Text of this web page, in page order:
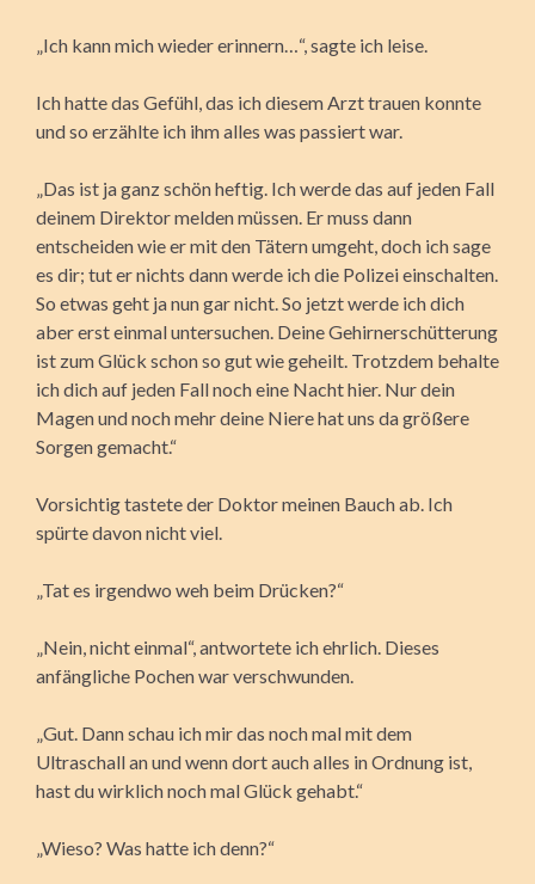
„Ich kann mich wieder erinnern…“, sagte ich leise.
Ich hatte das Gefühl, das ich diesem Arzt trauen konnte
und so erzählte ich ihm alles was passiert war.
„Das ist ja ganz schön heftig. Ich werde das auf jeden Fall
deinem Direktor melden müssen. Er muss dann
entscheiden wie er mit den Tätern umgeht, doch ich sage
es dir; tut er nichts dann werde ich die Polizei einschalten.
So etwas geht ja nun gar nicht. So jetzt werde ich dich
aber erst einmal untersuchen. Deine Gehirnerschütterung
ist zum Glück schon so gut wie geheilt. Trotzdem behalte
ich dich auf jeden Fall noch eine Nacht hier. Nur dein
Magen und noch mehr deine Niere hat uns da größere
Sorgen gemacht.“
Vorsichtig tastete der Doktor meinen Bauch ab. Ich
spürte davon nicht viel.
„Tat es irgendwo weh beim Drücken?“
„Nein, nicht einmal“, antwortete ich ehrlich. Dieses
anfängliche Pochen war verschwunden.
„Gut. Dann schau ich mir das noch mal mit dem
Ultraschall an und wenn dort auch alles in Ordnung ist,
hast du wirklich noch mal Glück gehabt.“
„Wieso? Was hatte ich denn?“